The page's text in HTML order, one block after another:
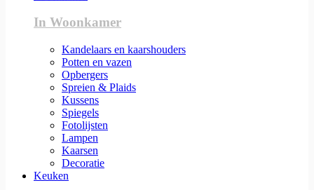
In Woonkamer
Kandelaars en kaarshouders
Potten en vazen
Opbergers
Spreien & Plaids
Kussens
Spiegels
Fotolijsten
Lampen
Kaarsen
Decoratie
Keuken